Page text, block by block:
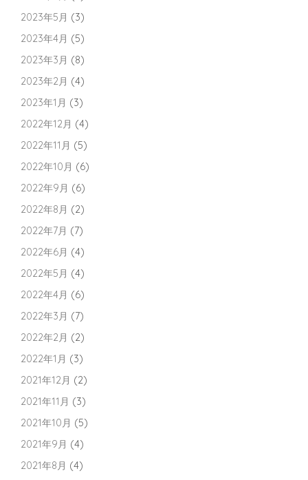
2023年5月 (3)
2023年4月 (5)
2023年3月 (8)
2023年2月 (4)
2023年1月 (3)
2022年12月 (4)
2022年11月 (5)
2022年10月 (6)
2022年9月 (6)
2022年8月 (2)
2022年7月 (7)
2022年6月 (4)
2022年5月 (4)
2022年4月 (6)
2022年3月 (7)
2022年2月 (2)
2022年1月 (3)
2021年12月 (2)
2021年11月 (3)
2021年10月 (5)
2021年9月 (4)
2021年8月 (4)